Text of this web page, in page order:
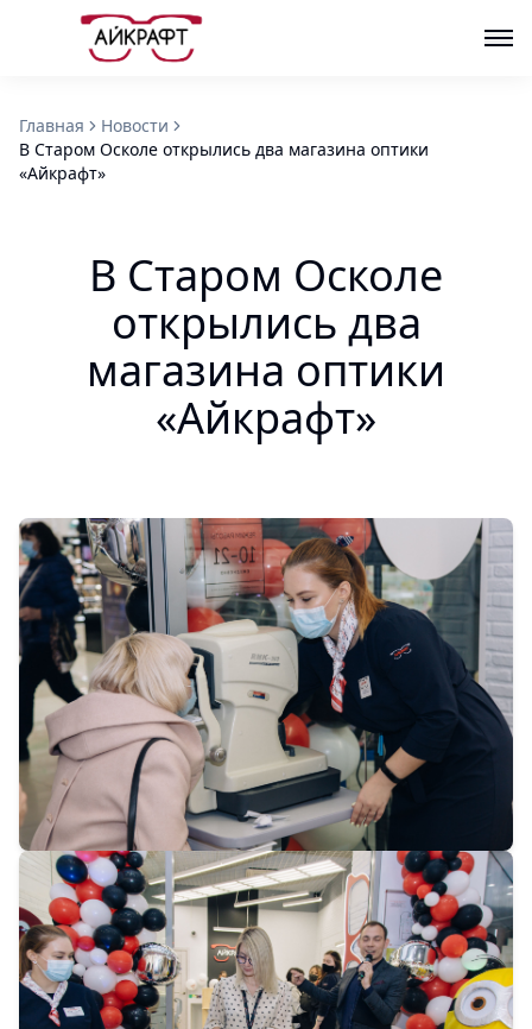
Главная
Новости
В Старом Осколе открылись два магазина оптики
«Айкрафт»
В Старом Осколе
открылись два
магазина оптики
«Айкрафт»